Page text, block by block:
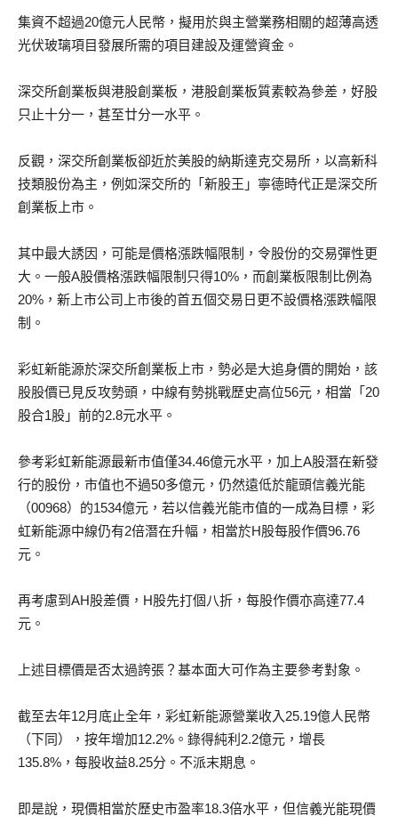
集資不超過20億元人民幣，擬用於與主營業務相關的超薄高透
光伏玻璃項目發展所需的項目建設及運營資金。
深交所創業板與港股創業板，港股創業板質素較為參差，好股
只止十分一，甚至廿分一水平。
反觀，深交所創業板卻近於美股的納斯達克交易所，以高新科
技類股份為主，例如深交所的「新股王」寧德時代正是深交所
創業板上市。
其中最大誘因，可能是價格漲跌幅限制，令股份的交易彈性更
大。一般A股價格漲跌幅限制只得10%，而創業板限制比例為
20%，新上市公司上市後的首五個交易日更不設價格漲跌幅限
制。
彩虹新能源於深交所創業板上市，勢必是大追身價的開始，該
股股價已見反攻勢頭，中線有勢挑戰歷史高位56元，相當「20
股合1股」前的2.8元水平。
參考彩虹新能源最新市值僅34.46億元水平，加上A股潛在新發
行的股份，市值也不過50多億元，仍然遠低於龍頭信義光能
（00968）的1534億元，若以信義光能市值的一成為目標，彩
虹新能源中線仍有2倍潛在升幅，相當於H股每股作價96.76
元。
再考慮到AH股差價，H股先打個八折，每股作價亦高達77.4
元。
上述目標價是否太過誇張？基本面大可作為主要參考對象。
截至去年12月底止全年，彩虹新能源營業收入25.19億人民幣
（下同），按年增加12.2%。錄得純利2.2億元，增長
135.8%，每股收益8.25分。不派末期息。
即是說，現價相當於歷史市盈率18.3倍水平，但信義光能現價